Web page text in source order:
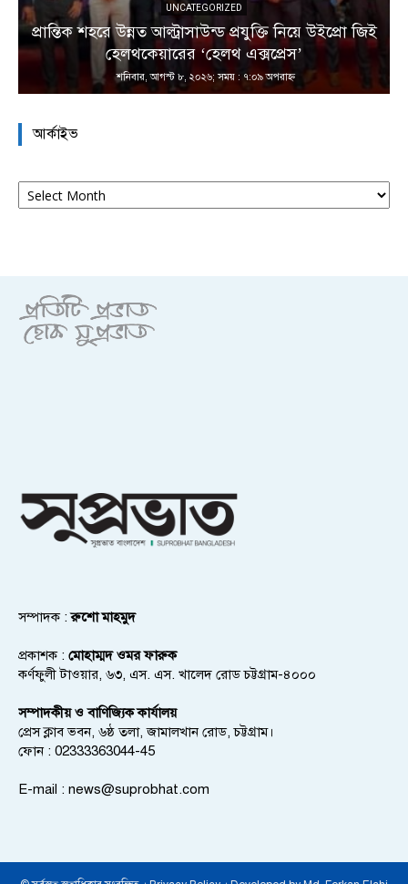
UNCATEGORIZED
প্রান্তিক শহরে উন্নত আল্ট্রাসাউন্ড প্রযুক্তি নিয়ে উইপ্রো জিই
হেলথকেয়ারের ‘হেলথ এক্সপ্রেস’
শনিবার, আগস্ট ৮, ২০২৬; সময় : ৭:০৯ অপরাহ্ণ
আর্কাইভ
আর্কাইভ
সম্পাদক :রুশো মাহমুদ
প্রকাশক : মোহাম্মদ ওমর ফারুক
কর্ণফুলী টাওয়ার, ৬৩, এস. এস. খালেদ রোড চট্টগ্রাম-৪০০০
সম্পাদকীয় ও বাণিজ্যিক কার্যালয়
প্রেস ক্লাব ভবন, ৬ষ্ঠ তলা, জামালখান রোড, চট্টগ্রাম।
ফোন : 02333363044-45
E-mail : news@suprobhat.com